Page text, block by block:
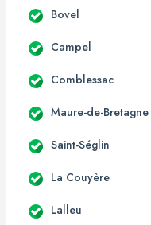
Bovel
Campel
Comblessac
Maure-de-Bretagne
Saint-Séglin
La Couyère
Lalleu